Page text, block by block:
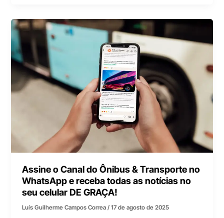
Assine o Canal do Ônibus & Transporte no
WhatsApp e receba todas as notícias no
seu celular DE GRAÇA!
Luís Guilherme Campos Correa/17 de agosto de 2025